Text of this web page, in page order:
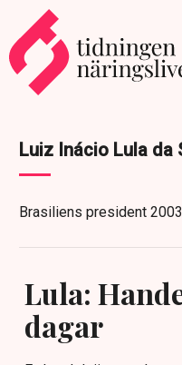
Luiz Inácio Lula da
Brasiliens president
Lula:
dagar